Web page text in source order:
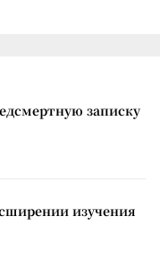
записку
изучения